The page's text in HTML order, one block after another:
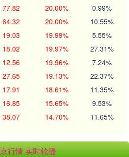
77.82 20.00% 0.99%
64.32 20.00% 10.55%
19.03 19.99% 5.55%
18.02 19.97% 27.31%
12.56 19.96% 7.24%
27.65 19.13% 22.37%
17.91 18.61% 11.35%
16.85 15.65% 9.53%
38.07 14.70% 11.65%
行情 实时轮播